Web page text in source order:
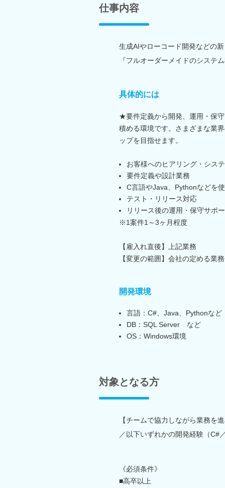
仕事内容
生成AIやローコード開発などの
『フルオーダーメイドのシステ
具体的には
★要件定義から開発、運用・保
積める環境です。さまざまな業
ップを目指せます。
お客様へのヒアリング・シス
要件定義や設計業務
C言語やJava、Pythonなどを
テスト・リリース対応
リリース後の運用・保守サポ
※1案件1～3ヶ月程度
【雇入れ直後】上記業務
【変更の範囲】会社の定める業
開発環境
言語：C#、Java、Pythonなど
DB：SQL Server など
OS：Windows環境
対象となる方
【チームで協力しながら業務を
／以下いずれかの開発経験（C#
《必須条件》
■高卒以上